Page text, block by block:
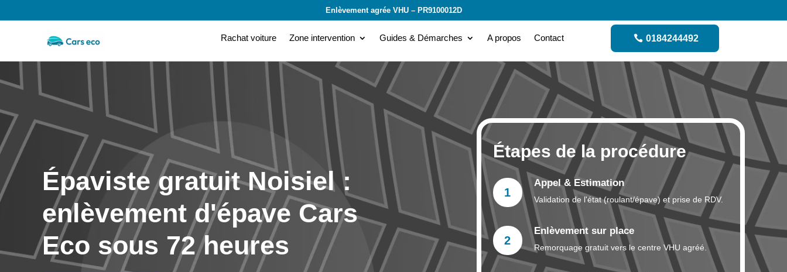
Enlèvement agrée VHU – PR9100012D
Rachat voiture Zone intervention Guides & Démarches A propos Contact 0184244492
Épaviste gratuit Noisiel :
enlèvement d'épave Cars
Eco sous 72 heures
Étapes de la procédure
1
Appel & Estimation
Validation de l'état (roulant/épave) et prise de RDV.
2
Enlèvement sur place
Remorquage gratuit vers le centre VHU agréé.